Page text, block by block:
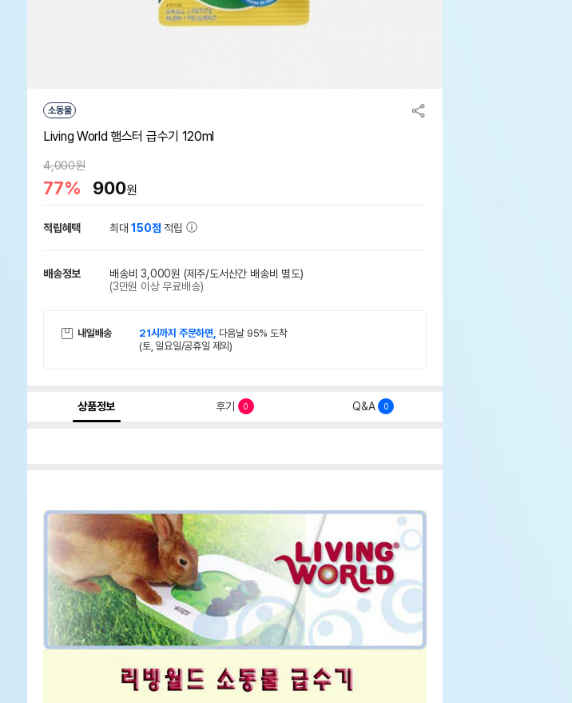
소동물
Living World 햄스터 급수기 120ml
4,000원
77% 900원
적립혜택 최대150점 적립
배송정보 배송비 3,000원 (제주/도서산간 배송비 별도)
(3만원 이상 무료배송)
내일배송 21시까지 주문하면, 다음날 95% 도착
(토, 일요일/공휴일 제외)
상품정보 후기 0 Q&A 0